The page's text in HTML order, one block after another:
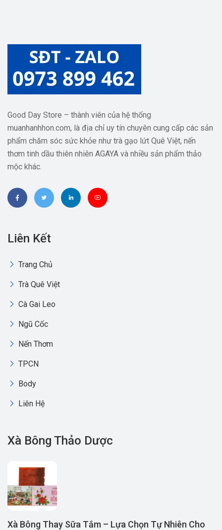
Good Day Store – thành viên của hệ thống
muanhanhhon.com, là địa chỉ uy tín chuyên cung cấp các sản
phẩm chăm sóc sức khỏe như trà gạo lứt Quê Việt, nến
thơm tinh dầu thiên nhiên AGAYA và nhiều sản phẩm thảo
mộc khác.
Liên Kết
Trang Chủ
Trà Quê Việt
Cà Gai Leo
Ngũ Cốc
Nến Thơm
TPCN
Body
Liên Hệ
Xà Bông Thảo Dược
Xà Bông Thay Sữa Tắm – Lựa Chọn Tự Nhiên Cho